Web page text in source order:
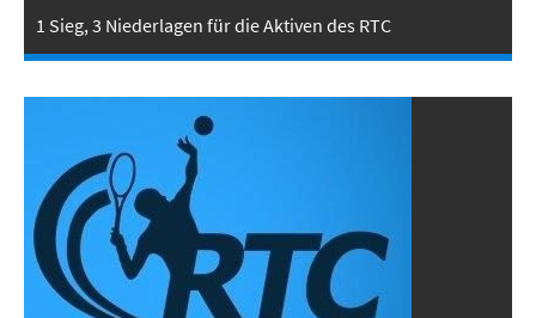
1 Sieg, 3 Niederlagen für die Aktiven des RTC